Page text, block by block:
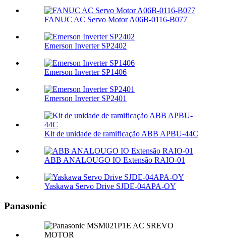
FANUC AC Servo Motor A06B-0116-B077
Emerson Inverter SP2402
Emerson Inverter SP1406
Emerson Inverter SP2401
Kit de unidade de ramificação ABB APBU-44C
ABB ANALOUGO IO Extensão RAIO-01
Yaskawa Servo Drive SJDE-04APA-OY
Panasonic